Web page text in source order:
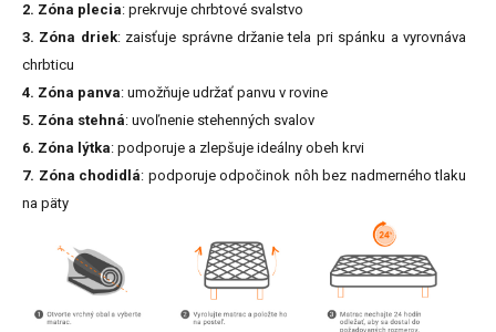
2. Zóna plecia: prekrvuje chrbtové svalstvo
3. Zóna driek: zaisťuje správne držanie tela pri spánku a vyrovnáva
chrbticu
4. Zóna panva: umožňuje udržať panvu v rovine
5. Zóna stehná: uvoľnenie stehenných svalov
6. Zóna lýtka: podporuje a zlepšuje ideálny obeh krvi
7. Zóna chodidlá: podporuje odpočinok nôh bez nadmerného tlaku
na päty